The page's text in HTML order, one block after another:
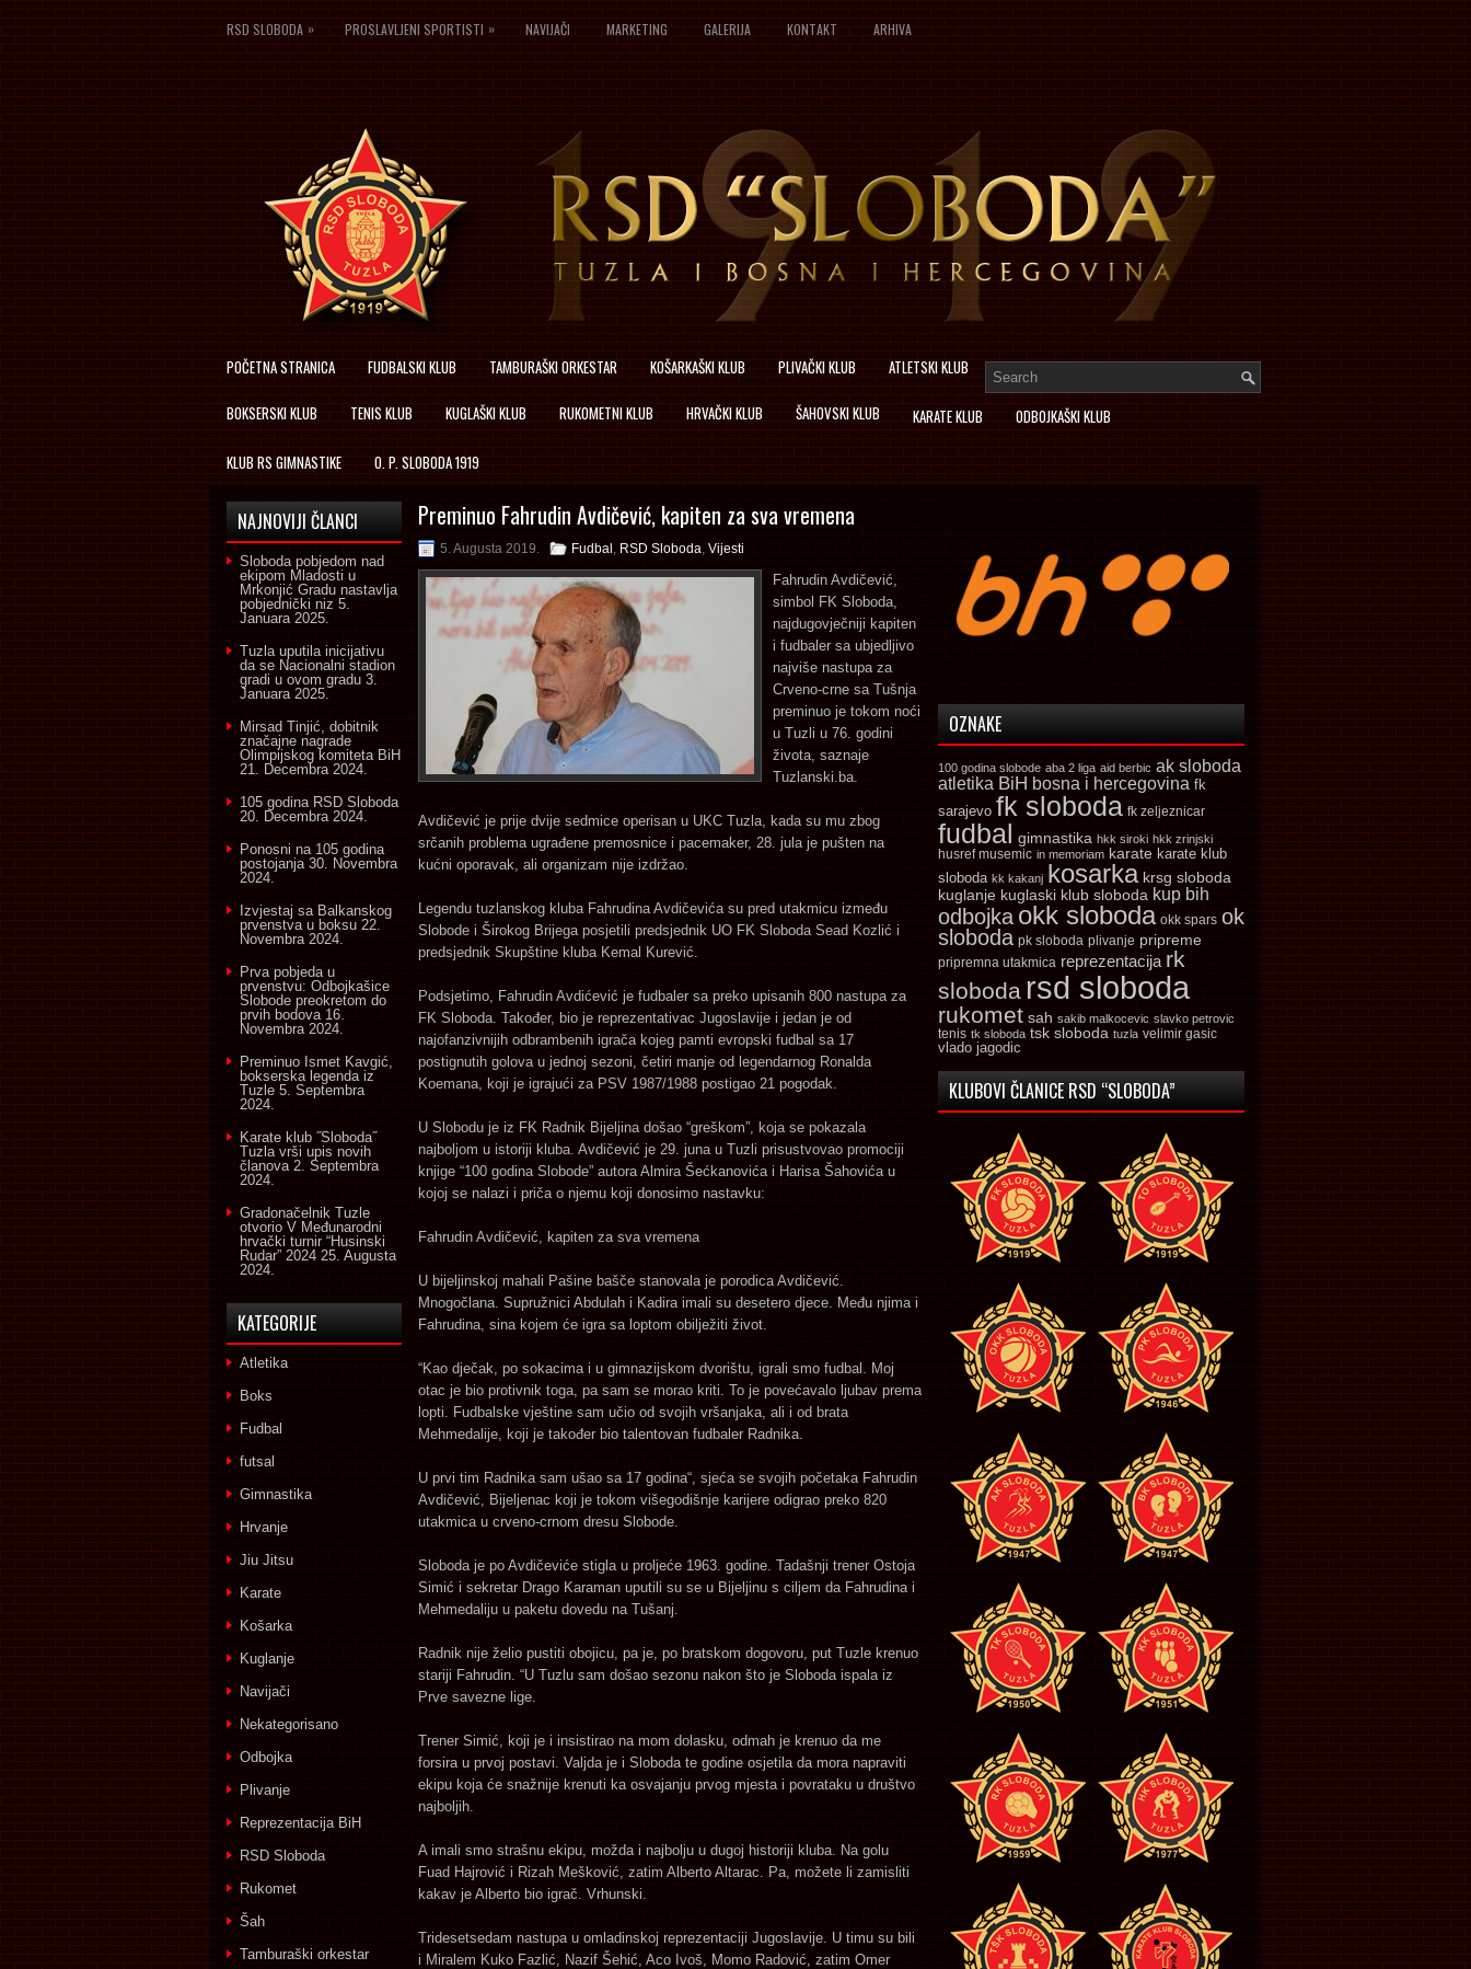
RSD SLOBODA » PROSLAVLJENI SPORTISTI » NAVIJAČI MARKETING GALERIJA KONTAKT ARHIVA
POČETNA STRANICA FUDBALSKI KLUB TAMBURAŠKI ORKESTAR KOŠARKAŠKI KLUB PLIVAČKI KLUB ATLETSKI KLUB
BOKSERSKI KLUB TENIS KLUB KUGLAŠKI KLUB RUKOMETNI KLUB HRVAČKI KLUB ŠAHOVSKI KLUB KARATE KLUB ODBOJKAŠKI KLUB
KLUB RS GIMNASTIKE O. P. SLOBODA 1919
Preminuo Fahrudin Avdičević, kapiten za sva vremena
5. Augusta 2019. Fudbal , RSD Sloboda, Vijesti
Fahrudin Avdičević,
simbol FK Sloboda,
najdugovječniji kapiten
i fudbaler sa ubjedljivo
najviše nastupa za
Crveno-crne sa Tušnja
preminuo je tokom noći
u Tuzli u 76. godini
života, saznaje
Tuzlanski.ba.
Avdičević je prije dvije sedmice operisan u UKC Tuzla, kada su mu zbog
srčanih problema ugrađene premosnice i pacemaker, 28. jula je pušten na
kućni oporavak, ali organizam nije izdržao.
Legendu tuzlanskog kluba Fahrudina Avdičevića su pred utakmicu između
Slobode i Širokog Brijega posjetili predsjednik UO FK Sloboda Sead Kozlić i
predsjednik Skupštine kluba Kemal Kurević.
Podsjetimo, Fahrudin Avdićević je fudbaler sa preko upisanih 800 nastupa za
FK Sloboda. Također, bio je reprezentativac Jugoslavije i jedan je od
najofanzivnijih odbrambenih igrača kojeg pamti evropski fudbal sa 17
postignutih golova u jednoj sezoni, četiri manje od legendarnog Ronalda
Koemana, koji je igrajući za PSV 1987/1988 postigao 21 pogodak.
U Slobodu je iz FK Radnik Bijeljina došao “greškom”, koja se pokazala
najboljom u istoriji kluba. Avdičević je 29. juna u Tuzli prisustvovao promociji
knjige “100 godina Slobode” autora Almira Šećkanovića i Harisa Šahovića u
kojoj se nalazi i priča o njemu koji donosimo nastavku:
Fahrudin Avdičević, kapiten za sva vremena
U bijeljinskoj mahali Pašine bašče stanovala je porodica Avdičević.
Mnogočlana. Supružnici Abdulah i Kadira imali su desetero djece. Među njima i
Fahrudina, sina kojem će igra sa loptom obilježiti život.
“Kao dječak, po sokacima i u gimnazijskom dvorištu, igrali smo fudbal. Moj
otac je bio protivnik toga, pa sam se morao kriti. To je povećavalo ljubav prema
lopti. Fudbalske vještine sam učio od svojih vršanjaka, ali i od brata
Mehmedalije, koji je također bio talentovan fudbaler Radnika.
U prvi tim Radnika sam ušao sa 17 godina“, sjeća se svojih početaka Fahrudin
Avdičević, Bijeljenac koji je tokom višegodišnje karijere odigrao preko 820
utakmica u crveno-crnom dresu Slobode.
Sloboda je po Avdičeviće stigla u proljeće 1963. godine. Tadašnji trener Ostoja
Simić i sekretar Drago Karaman uputili su se u Bijeljinu s ciljem da Fahrudina i
Mehmedaliju u paketu dovedu na Tušanj.
Radnik nije želio pustiti obojicu, pa je, po bratskom dogovoru, put Tuzle krenuo
stariji Fahrudin. “U Tuzlu sam došao sezonu nakon što je Sloboda ispala iz
Prve savezne lige.
Trener Simić, koji je i insistirao na mom dolasku, odmah je krenuo da me
forsira u prvoj postavi. Valjda je i Sloboda te godine osjetila da mora napraviti
ekipu koja će snažnije krenuti ka osvajanju prvog mjesta i povrataku u društvo
najboljih.
A imali smo strašnu ekipu, možda i najbolju u dugoj historiji kluba. Na golu
Fuad Hajrović i Rizah Mešković, zatim Alberto Altarac. Pa, možete li zamisliti
kakav je Alberto bio igrač. Vrhunski.
Tridesetsedam nastupa u omladinskoj reprezentaciji Jugoslavije. U timu su bili
i Miralem Kuko Fazlić, Nazif Šehić, Aco Ivoš, Momo Radović, zatim Omer
NAJNOVIJI ČLANCI
Sloboda pobjedom nad
ekipom Mladosti u
Mrkonjić Gradu nastavlja
pobjednički niz 5.
Januara 2025.
Tuzla uputila inicijativu
da se Nacionalni stadion
gradi u ovom gradu 3.
Januara 2025.
Mirsad Tinjić, dobitnik
značajne nagrade
Olimpijskog komiteta BiH
21. Decembra 2024.
105 godina RSD Sloboda
20. Decembra 2024.
Ponosni na 105 godina
postojanja 30. Novembra
2024.
Izvjestaj sa Balkanskog
prvenstva u boksu 22.
Novembra 2024.
Prva pobjeda u
prvenstvu: Odbojkašice
Slobode preokretom do
prvih bodova 16.
Novembra 2024.
Preminuo Ismet Kavgić,
bokserska legenda iz
Tuzle 5. Septembra
2024.
Karate klub ˝Sloboda˝
Tuzla vrši upis novih
članova 2. Septembra
2024.
Gradonačelnik Tuzle
otvorio V Međunarodni
hrvački turnir “Husinski
Rudar” 2024 25. Augusta
2024.
KATEGORIJE
Atletika
Boks
Fudbal
futsal
Gimnastika
Hrvanje
Jiu Jitsu
Karate
Košarka
Kuglanje
Navijači
Nekategorisano
Odbojka
Plivanje
Reprezentacija BiH
RSD Sloboda
Rukomet
Šah
Tamburaški orkestar
OZNAKE
100 godina slobode aba 2 liga aid berbic ak sloboda
atletika BiH bosna i hercegovina fk
sarajevo fk sloboda fk zeljeznicar
fudbal gimnastika hkk siroki hkk zrinjski
husref musemic in memoriam karate karate klub
sloboda kk kakanj kosarka krsg sloboda
kuglanje kuglaski klub sloboda kup bih
odbojka okk sloboda okk spars ok
sloboda pk sloboda plivanje pripreme
pripremna utakmica reprezentacija rk
sloboda rsd sloboda
rukomet sah sakib malkocevic slavko petrovic
tenis tk sloboda tsk sloboda tuzla velimir gasic
vlado jagodic
KLUBOVI ČLANICE RSD “SLOBODA”